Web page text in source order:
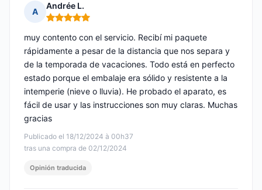
A
Andrée L.
Nota: 5 de 5
Publicado el 18/12/2024 à 00h37
tras una compra de 02/12/2024
muy contento con el servicio. Recibí mi paquete
rápidamente a pesar de la distancia que nos separa y
de la temporada de vacaciones. Todo está en perfecto
estado porque el embalaje era sólido y resistente a la
intemperie (nieve o lluvia). He probado el aparato, es
fácil de usar y las instrucciones son muy claras. Muchas
gracias
Opinión traducida